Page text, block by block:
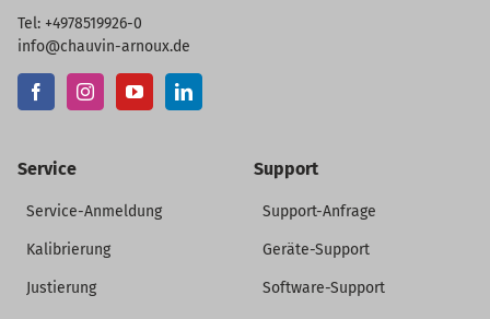
Tel: +4978519926-0
info@chauvin-arnoux.de
Service
Service-Anmeldung
Kalibrierung
Justierung
Support
Support-Anfrage
Geräte-Support
Software-Support